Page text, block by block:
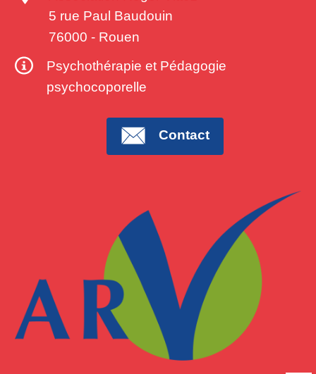
5 rue Paul Baudouin
76000 - Rouen
Psychothérapie et Pédagogie
psychocoporelle
Contact